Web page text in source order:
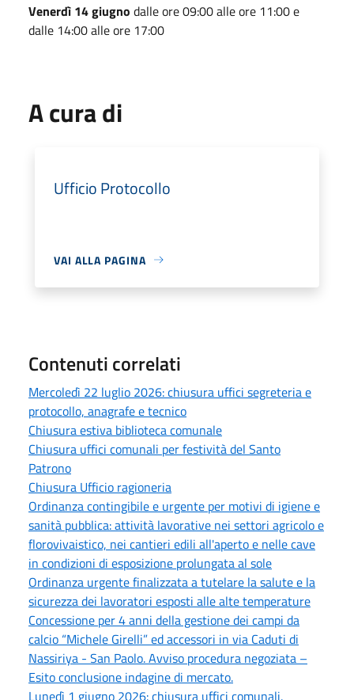
Venerdì 14 giugno dalle ore 09:00 alle ore 11:00 e
dalle 14:00 alle ore 17:00
A cura di
Ufficio Protocollo
VAI ALLA PAGINA
Contenuti correlati
Mercoledì 22 luglio 2026: chiusura uffici segreteria e
protocollo, anagrafe e tecnico
Chiusura estiva biblioteca comunale
Chiusura uffici comunali per festività del Santo
Patrono
Chiusura Ufficio ragioneria
Ordinanza contingibile e urgente per motivi di igiene e
sanità pubblica: attività lavorative nei settori agricolo e
florovivaistico, nei cantieri edili all'aperto e nelle cave
in condizioni di esposizione prolungata al sole
Ordinanza urgente finalizzata a tutelare la salute e la
sicurezza dei lavoratori esposti alle alte temperature
Concessione per 4 anni della gestione dei campi da
calcio “Michele Girelli” ed accessori in via Caduti di
Nassiriya - San Paolo. Avviso procedura negoziata –
Esito conclusione indagine di mercato.
Lunedì 1 giugno 2026: chiusura uffici comunali.